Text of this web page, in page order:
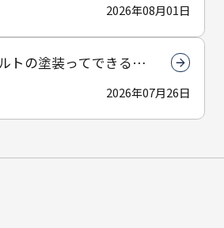
2026年08月01日
トの塗装ってできる
2026年07月26日